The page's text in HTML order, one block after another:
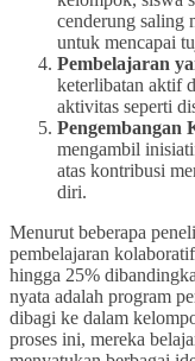
cenderung saling
untuk mencapai
Pembelajaran
keterlibatan aktif
aktivitas seperti
Pengembangan
mengambil
atas kontribusi
diri.
Menurut beberapa
pembelajaran
hingga 25%
nyata adalah program
dibagi ke dalam
proses ini, mereka